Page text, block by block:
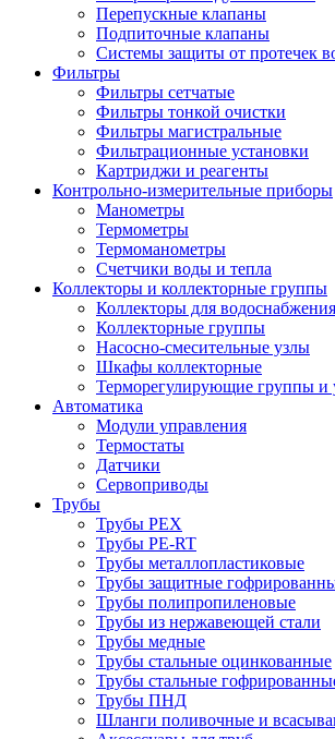
Перепускные клапаны
Подпиточные клапаны
Системы защиты от протечек
Фильтры
Фильтры сетчатые
Фильтры тонкой очистки
Фильтры магистральные
Фильтрационные установки
Картриджи и реагенты
Контрольно-измерительные приборы
Манометры
Термометры
Термоманометры
Счетчики воды и тепла
Коллекторы и коллекторные группы
Коллекторы для водоснабжения
Коллекторные группы
Насосно-смесительные узлы
Шкафы коллекторные
Терморегулирующие группы и
Автоматика
Модули управления
Термостаты
Датчики
Сервоприводы
Трубы
Трубы PEX
Трубы PE-RT
Трубы металлопластиковые
Трубы защитные
Трубы полипропиленовые
Трубы из нержавеющей стали
Трубы медные
Трубы стальные оцинкованные
Трубы стальные
Трубы ПНД
Шланги поливочные и